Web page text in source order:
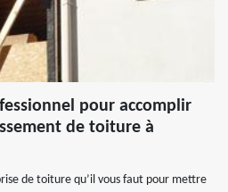
pour accomplir
de toiture à
de toiture qu’il vous faut pour mettre